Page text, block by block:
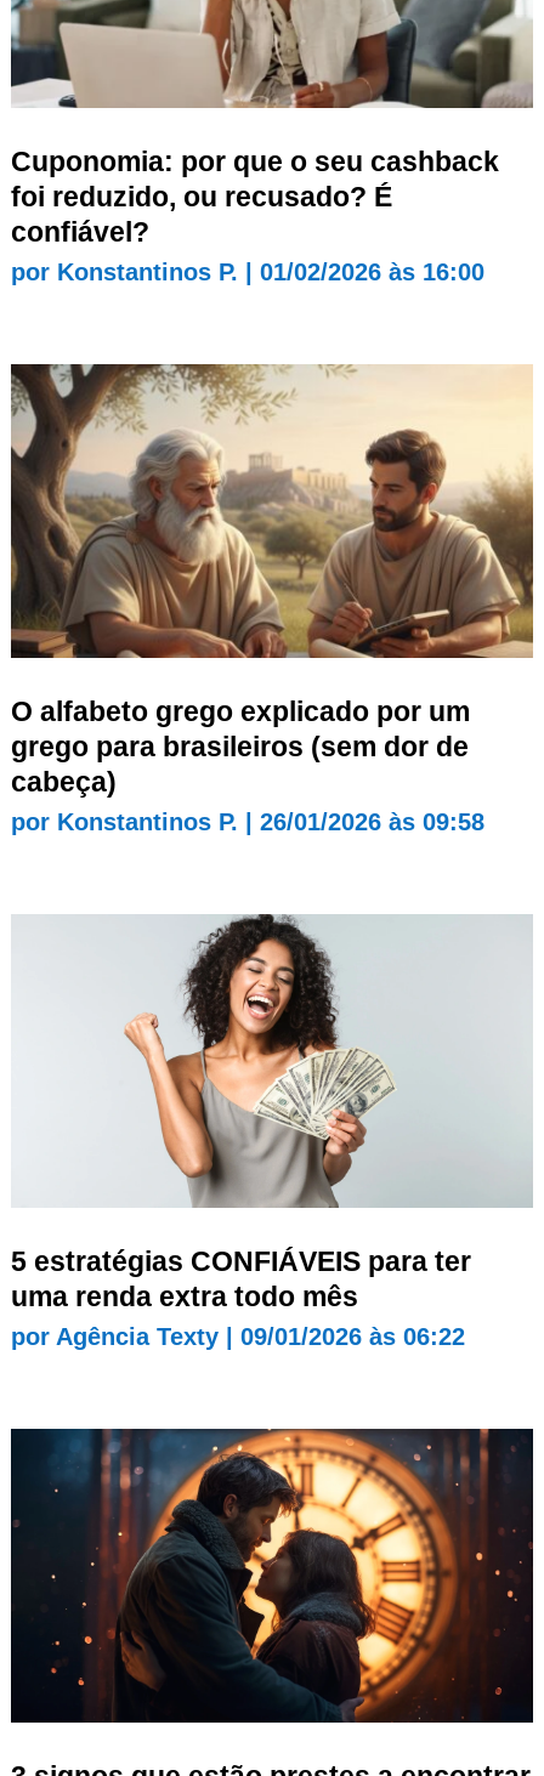
Cuponomia: por que o seu cashback
foi reduzido, ou recusado? É
confiável?
por Konstantinos P. 01/02/2026 às 16:00
O alfabeto grego explicado por um
grego para brasileiros (sem dor de
cabeça)
por Konstantinos P. 26/01/2026 às 09:58
5 estratégias CONFIÁVEIS para ter
uma renda extra todo mês
por Agência Texty| 09/01/2026 às 06:22